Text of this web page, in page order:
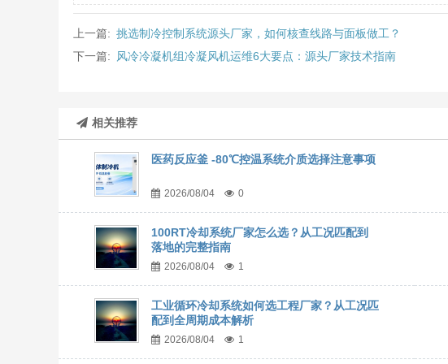
上一篇: 挑选制冷控制系统源头厂家，如何核查线路与面板做工？
下一篇: 风冷冷凝机组冷凝风机运维6大要点：源头厂家技术指南
相关推荐
医药反应釜 -80℃控温系统介质选择注意事项
2026/08/04 0
100RT冷却系统厂家怎么选？从工况匹配到
落地的完整指南
2026/08/04 1
工业循环冷却系统如何选工程厂家？从工况匹
配到全周期成本解析
2026/08/04 1